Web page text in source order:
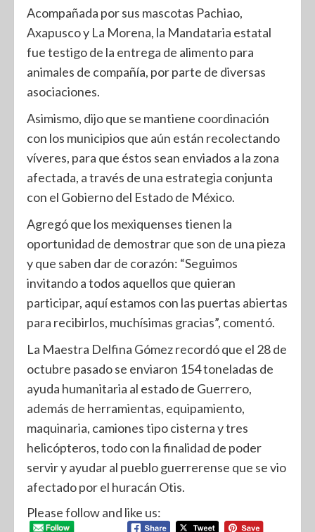
Acompañada por sus mascotas Pachiao,
Axapusco y La Morena, la Mandataria estatal
fue testigo de la entrega de alimento para
animales de compañía, por parte de diversas
asociaciones.
Asimismo, dijo que se mantiene coordinación
con los municipios que aún están recolectando
víveres, para que éstos sean enviados a la zona
afectada, a través de una estrategia conjunta
con el Gobierno del Estado de México.
Agregó que los mexiquenses tienen la
oportunidad de demostrar que son de una pieza
y que saben dar de corazón: “Seguimos
invitando a todos aquellos que quieran
participar, aquí estamos con las puertas abiertas
para recibirlos, muchísimas gracias”, comentó.
La Maestra Delfina Gómez recordó que el 28 de
octubre pasado se enviaron 154 toneladas de
ayuda humanitaria al estado de Guerrero,
además de herramientas, equipamiento,
maquinaria, camiones tipo cisterna y tres
helicópteros, todo con la finalidad de poder
servir y ayudar al pueblo guerrerense que se vio
afectado por el huracán Otis.
Please follow and like us: